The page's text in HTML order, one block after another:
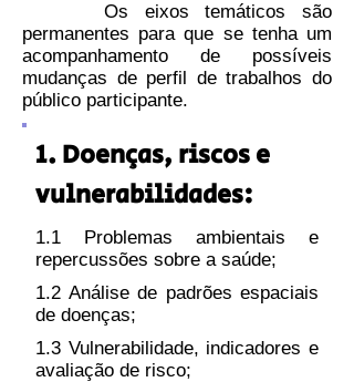
Os eixos temáticos são
permanentes para que se tenha um
acompanhamento de possíveis
mudanças de perfil de trabalhos do
público participante.
1. Doenças, riscos e
vulnerabilidades:
1.1 Problemas ambientais e
repercussões sobre a saúde;
1.2 Análise de padrões espaciais
de doenças;
1.3 Vulnerabilidade, indicadores e
avaliação de risco;